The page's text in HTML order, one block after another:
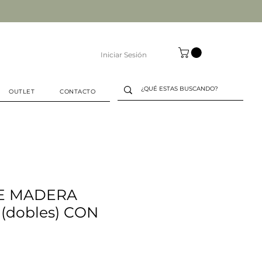
Iniciar Sesión
OUTLET CONTACTO
MADERA
(dobles) CON